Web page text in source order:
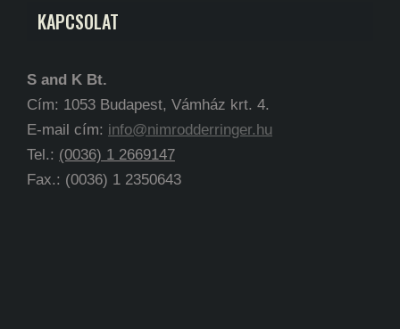
KAPCSOLAT
S and K Bt.
Cím: 1053 Budapest, Vámház krt. 4.
E-mail cím: info@nimrodderringer.hu
Tel.: (0036) 1 2669147
Fax.: (0036) 1 2350643